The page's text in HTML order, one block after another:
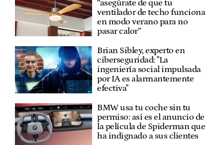
“asegúrate de que tu
ventilador de techo funciona
en modo verano para no
pasar calor”
Brian Sibley, experto en
ciberseguridad: "La
ingeniería social impulsada
por IA es alarmantemente
efectiva"
BMW usa tu coche sin tu
permiso: así es el anuncio de
la película de Spiderman que
ha indignado a sus clientes